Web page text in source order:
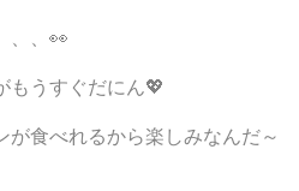
、、👀
もうすぐだにん💖
が食べれるから楽しみなんだ～